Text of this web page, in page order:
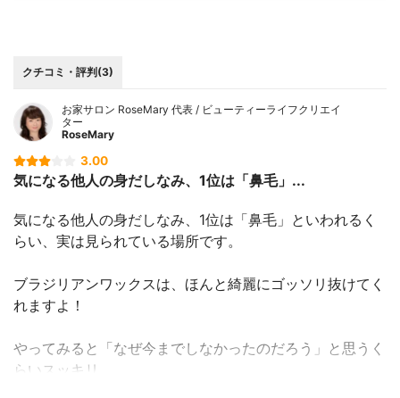
クチコミ・評判(3)
お家サロン RoseMary 代表 / ビューティーライフクリエイ
ター
RoseMary
3.00
気になる他人の身だしなみ、1位は「鼻毛」...
気になる他人の身だしなみ、1位は「鼻毛」といわれるく
らい、実は見られている場所です。
ブラジリアンワックスは、ほんと綺麗にゴッソリ抜けてく
れますよ！
やってみると「なぜ今までしなかったのだろう」と思うく
らいスッキリ。